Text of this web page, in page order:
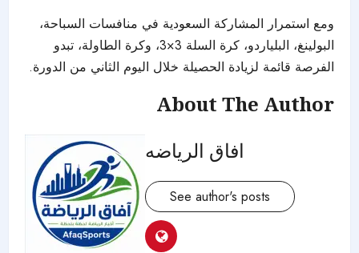
ومع استمرار المشاركة السعودية في منافسات السباحة،
البولينغ، البلياردو، كرة السلة 3×3، وكرة الطاولة، تبدو
الفرصة قائمة لزيادة الحصيلة خلال اليوم الثاني من الدورة.
About The Author
افاق الرياضه
See author's posts